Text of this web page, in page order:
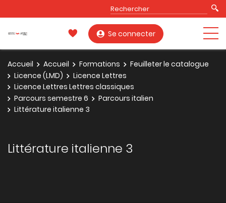
Se connecter
Accueil Accueil Formations
Feuilleter le catalogue
Licence (LMD)
Licence Lettres
Licence Lettres Lettres classiques
Parcours semestre 6
Parcours italien
Littérature italienne 3
Littérature italienne 3